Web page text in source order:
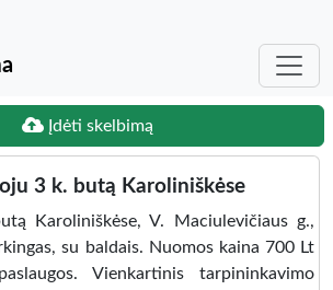
Įdėti skelbimą
3 k. butą Karoliniškėse
Karoliniškėse, V. Maciulevičiaus g.,
su baldais. Nuomos kaina 700 Lt
Vienkartinis tarpininkavimo